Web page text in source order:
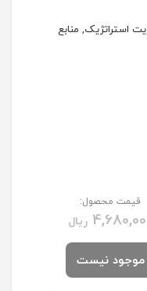
استراتژیک, منابع
قیمت محصول:
ریال
موجود نیست